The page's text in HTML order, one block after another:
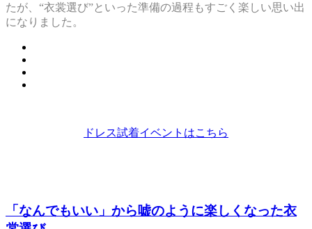
たが、“衣裳選び”といった準備の過程もすごく楽しい思い出
になりました。
ドレス試着イベントはこちら
「なんでもいい」から嘘のように楽しくなった衣